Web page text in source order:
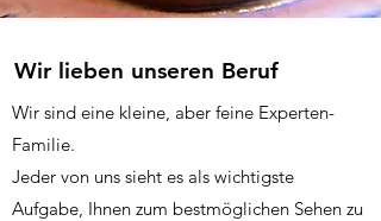
Wir lieben unseren Beruf
Wir sind eine kleine, aber feine Experten-
Familie.
Jeder von uns sieht es als wichtigste
Aufgabe, Ihnen zum bestmöglichen Sehen zu